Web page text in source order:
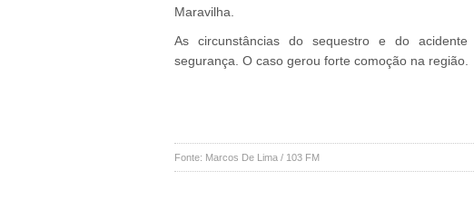
Maravilha.
As circunstâncias do sequestro e do
segurança. O caso gerou forte comoção na região.
Fonte: Marcos De Lima / 103 FM